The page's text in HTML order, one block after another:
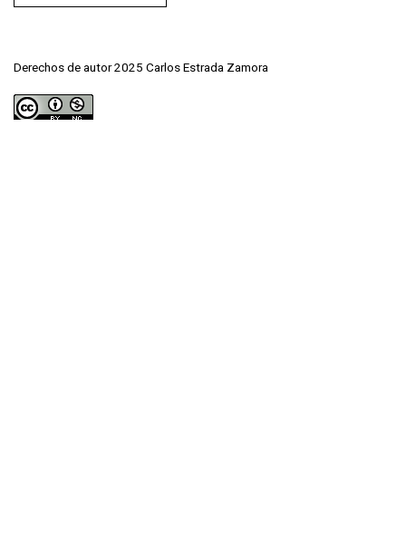
Derechos de autor 2025 Carlos Estrada Zamora